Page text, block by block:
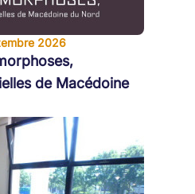
2026
de Macédoine